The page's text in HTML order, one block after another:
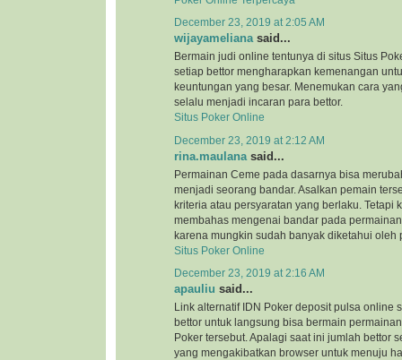
December 23, 2019 at 2:05 AM
wijayamelianasaid...
Bermain judi online tentunya di situs Situs
setiap bettor mengharapkan kemenangan
keuntungan yang besar. Menemukan cara
selalu menjadi incaran para bettor.
Situs Poker Online
December 23, 2019 at 2:12 AM
rina.maulana said...
Permainan Ceme pada dasarnya bisa
menjadi seorang bandar. Asalkan pemain
kriteria atau persyaratan yang berlaku. Tetapi
membahas mengenai bandar pada
karena mungkin sudah banyak diketahui oleh
Situs Poker Online
December 23, 2019 at 2:16 AM
apauliu said...
Link alternatif IDN Poker deposit pulsa online
bettor untuk langsung bisa bermain
Poker tersebut. Apalagi saat ini jumlah bettor
yang mengakibatkan browser untuk menuju